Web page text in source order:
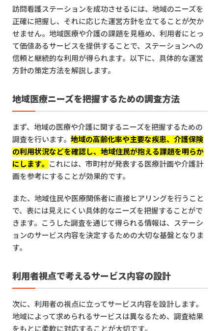
訪問看護ステーションを成功させるには、地域のニーズを
正確に把握し、それに応じた運営方針を立てることが欠か
せません。地域医療や介護の課題を見極め、利用者にとっ
て価値あるサービスを提供することで、ステーションへの
信頼と継続的な利用が得られます。以下に、具体的な運営
方針の策定方法を解説します。
地域医療ニーズを把握するための調査方法
まず、地域の医療や介護に関するニーズを把握するための
調査を行います。 地域の高齢化率や主要な疾患、介護保険
の利用状況などを確認し、地域住民が抱える課題を明らか
にします。
これには、市町村が発表する医療計画や介護計
画を参考にすることが効果的です。
また、地域住民や医療関係者に直接ヒアリングを行うこと
で、表には見えにくい具体的なニーズを把握することがで
きます。こうした調査を通じて得られる情報は、ステーシ
ョンのサービス内容を決定するための大切な基盤となりま
す。
利用者視点で考えるサービス内容の設計
次に、利用者の視点に立ってサービス内容を設計します。
地域によって求められるサービスは異なるため、調査結果
をもとに柔軟に対応することが大切です。